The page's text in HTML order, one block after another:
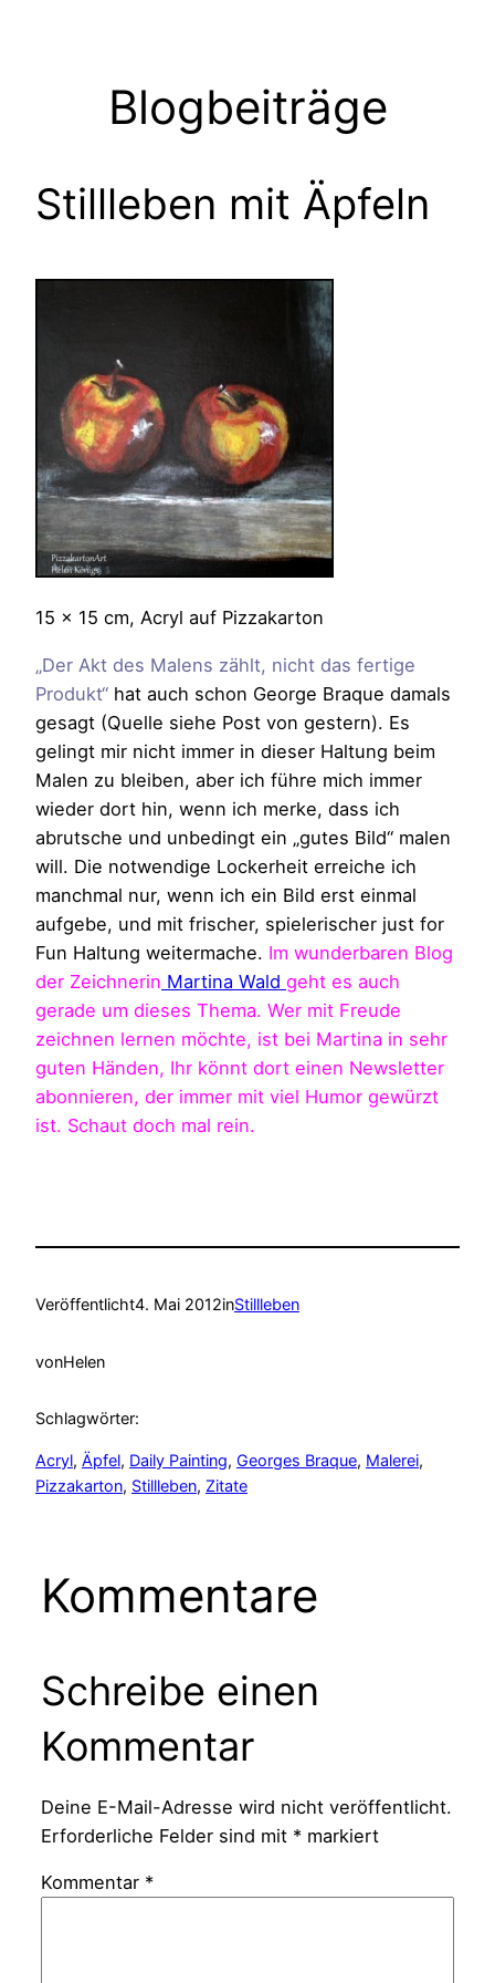
Blogbeiträge
Stillleben mit Äpfeln
15 x 15 cm, Acryl auf Pizzakarton
„Der Akt des Malens zählt, nicht das fertige
Produkt“ hat auch schon George Braque damals
gesagt (Quelle siehe Post von gestern). Es
gelingt mir nicht immer in dieser Haltung beim
Malen zu bleiben, aber ich führe mich immer
wieder dort hin, wenn ich merke, dass ich
abrutsche und unbedingt ein „gutes Bild“ malen
will. Die notwendige Lockerheit erreiche ich
manchmal nur, wenn ich ein Bild erst einmal
aufgebe, und mit frischer, spielerischer just for
Fun Haltung weitermache. Im wunderbaren Blog
der Zeichnerin Martina Wald geht es auch
gerade um dieses Thema. Wer mit Freude
zeichnen lernen möchte, ist bei Martina in sehr
guten Händen, Ihr könnt dort einen Newsletter
abonnieren, der immer mit viel Humor gewürzt
ist. Schaut doch mal rein.
Veröffentlicht4. Mai 2012inStillleben
vonHelen
Schlagwörter:
Acryl, Äpfel, Daily Painting, Georges Braque, Malerei
Pizzakarton, Stillleben, Zitate
Kommentare
Schreibe einen
Kommentar
Deine E-Mail-Adresse wird nicht veröffentlicht.
Erforderliche Felder sind mit *markiert
Kommentar *